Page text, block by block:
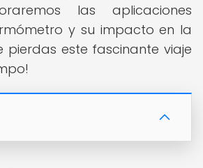
las aplicaciones
y su impacto en la
pierdas este fascinante viaje